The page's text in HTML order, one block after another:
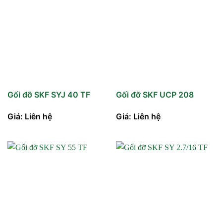
Gối đỡ SKF SYJ 40 TF
Giá: Liên hệ
Gối đỡ SKF UCP 208
Giá: Liên hệ